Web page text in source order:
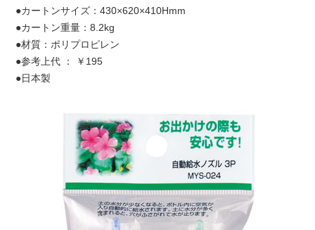
●カートンサイズ：430×620×410Hmm
●カートン重量：8.2kg
●材質：ポリプロピレン
●参考上代 ： ￥195
●日本製